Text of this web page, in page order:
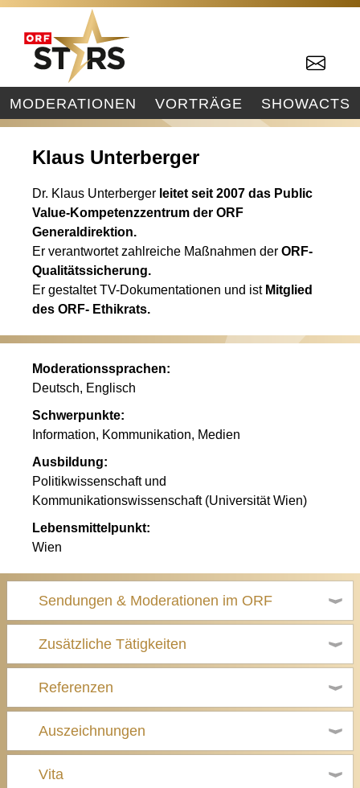
MODERATIONEN VORTRÄGE SHOWACTS
Klaus Unterberger
Dr. Klaus Unterberger leitet seit 2007 das Public
Value-Kompetenzzentrum der ORF
Generaldirektion.
Er verantwortet zahlreiche Maßnahmen derORF-
Qualitätssicherung.
Er gestaltet TV-Dokumentationen und ist Mitglied
des ORF- Ethikrats.
Moderationssprachen:
Deutsch, Englisch
Schwerpunkte:
Information, Kommunikation, Medien
Ausbildung:
Politikwissenschaft und
Kommunikationswissenschaft (Universität Wien)
Lebensmittelpunkt:
Wien
Sendungen & Moderationen im ORF
Zusätzliche Tätigkeiten
Referenzen
Auszeichnungen
Vita